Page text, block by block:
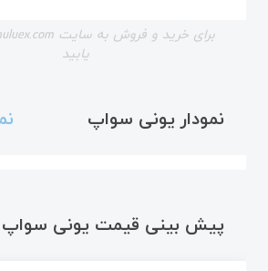
یابید
نمودار یونی سواپ
پیش بینی قیمت یونی سواپ